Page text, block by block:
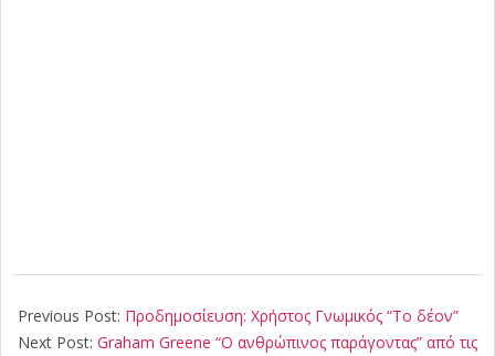
06-
11
Previous Post: Προδημοσίευση: Χρήστος Γνωμικός “Το δέον”
Next Post: Graham Greene “Ο ανθρώπινος παράγοντας” από τις